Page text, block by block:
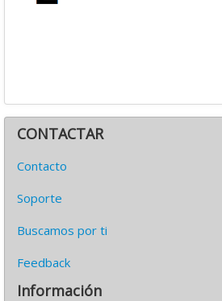
CONTACTAR
Contacto
Soporte
Buscamos por ti
Feedback
Información